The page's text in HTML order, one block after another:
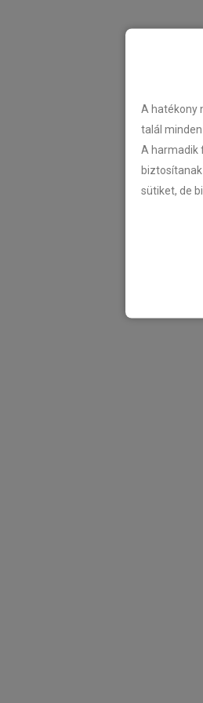
A hatékony
talál
A harmadik
biztosítanak
sütiket, de